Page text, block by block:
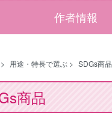
作者情報
用途・特長で選ぶ > SDGs商品
商品